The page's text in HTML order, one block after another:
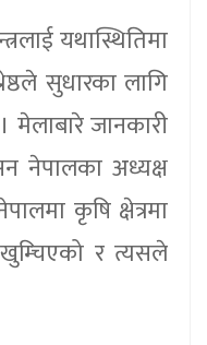
यथास्थितिमा
सुधारका लागि
मेलाबारे जानकारी
नेपालका अध्यक्ष
कृषि क्षेत्रमा
र त्यसले